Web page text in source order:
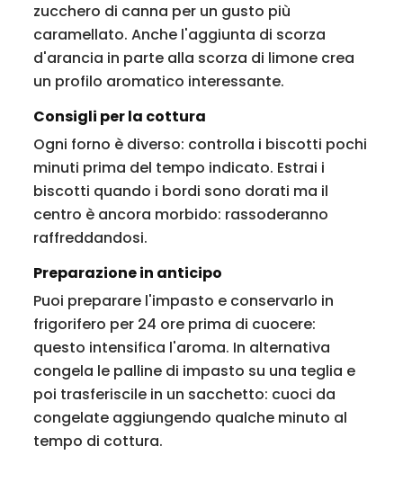
zucchero di canna per un gusto più
caramellato. Anche l'aggiunta di scorza
d'arancia in parte alla scorza di limone crea
un profilo aromatico interessante.
Consigli per la cottura
Ogni forno è diverso: controlla i biscotti pochi
minuti prima del tempo indicato. Estrai i
biscotti quando i bordi sono dorati ma il
centro è ancora morbido: rassoderanno
raffreddandosi.
Preparazione in anticipo
Puoi preparare l'impasto e conservarlo in
frigorifero per 24 ore prima di cuocere:
questo intensifica l'aroma. In alternativa
congela le palline di impasto su una teglia e
poi trasferiscile in un sacchetto: cuoci da
congelate aggiungendo qualche minuto al
tempo di cottura.